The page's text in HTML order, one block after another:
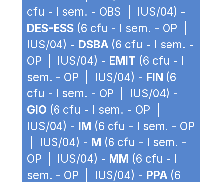
cfu - I sem. - OBS | IUS/04) -
DES-ESS (6 cfu - I sem. - OP |
IUS/04) - DSBA (6 cfu - I sem. -
OP | IUS/04) - EMIT (6 cfu - I
sem. - OP | IUS/04) - FIN (6
cfu - I sem. - OP | IUS/04) -
GIO (6 cfu - I sem. - OP |
IUS/04) - IM (6 cfu - I sem. - OP
| IUS/04) - M (6 cfu - I sem. -
OP | IUS/04) - MM (6 cfu - I
sem. - OP | IUS/04) - PPA (6